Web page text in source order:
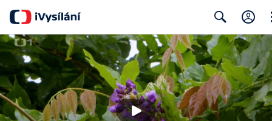
Search